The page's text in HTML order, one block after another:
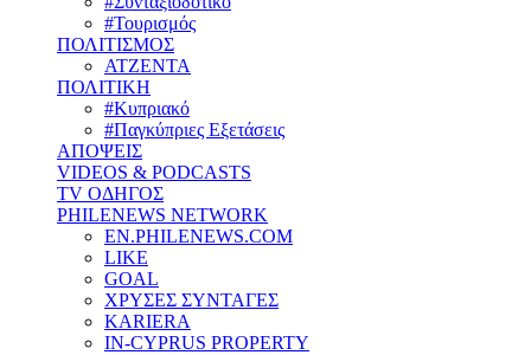
#Τουρισμός
ΠΟΛΙΤΙΣΜΟΣ
ΑΤΖΕΝΤΑ
ΠΟΛΙΤΙΚΗ
#Κυπριακό
#Παγκύπριες Εξετάσεις
ΑΠΟΨΕΙΣ
VIDEOS & PODCASTS
TV ΟΔΗΓΟΣ
PHILENEWS NETWORK
EN.PHILENEWS.COM
LIKE
GOAL
ΧΡΥΣΕΣ ΣΥΝΤΑΓΕΣ
KARIERA
IN-CYPRUS PROPERTY